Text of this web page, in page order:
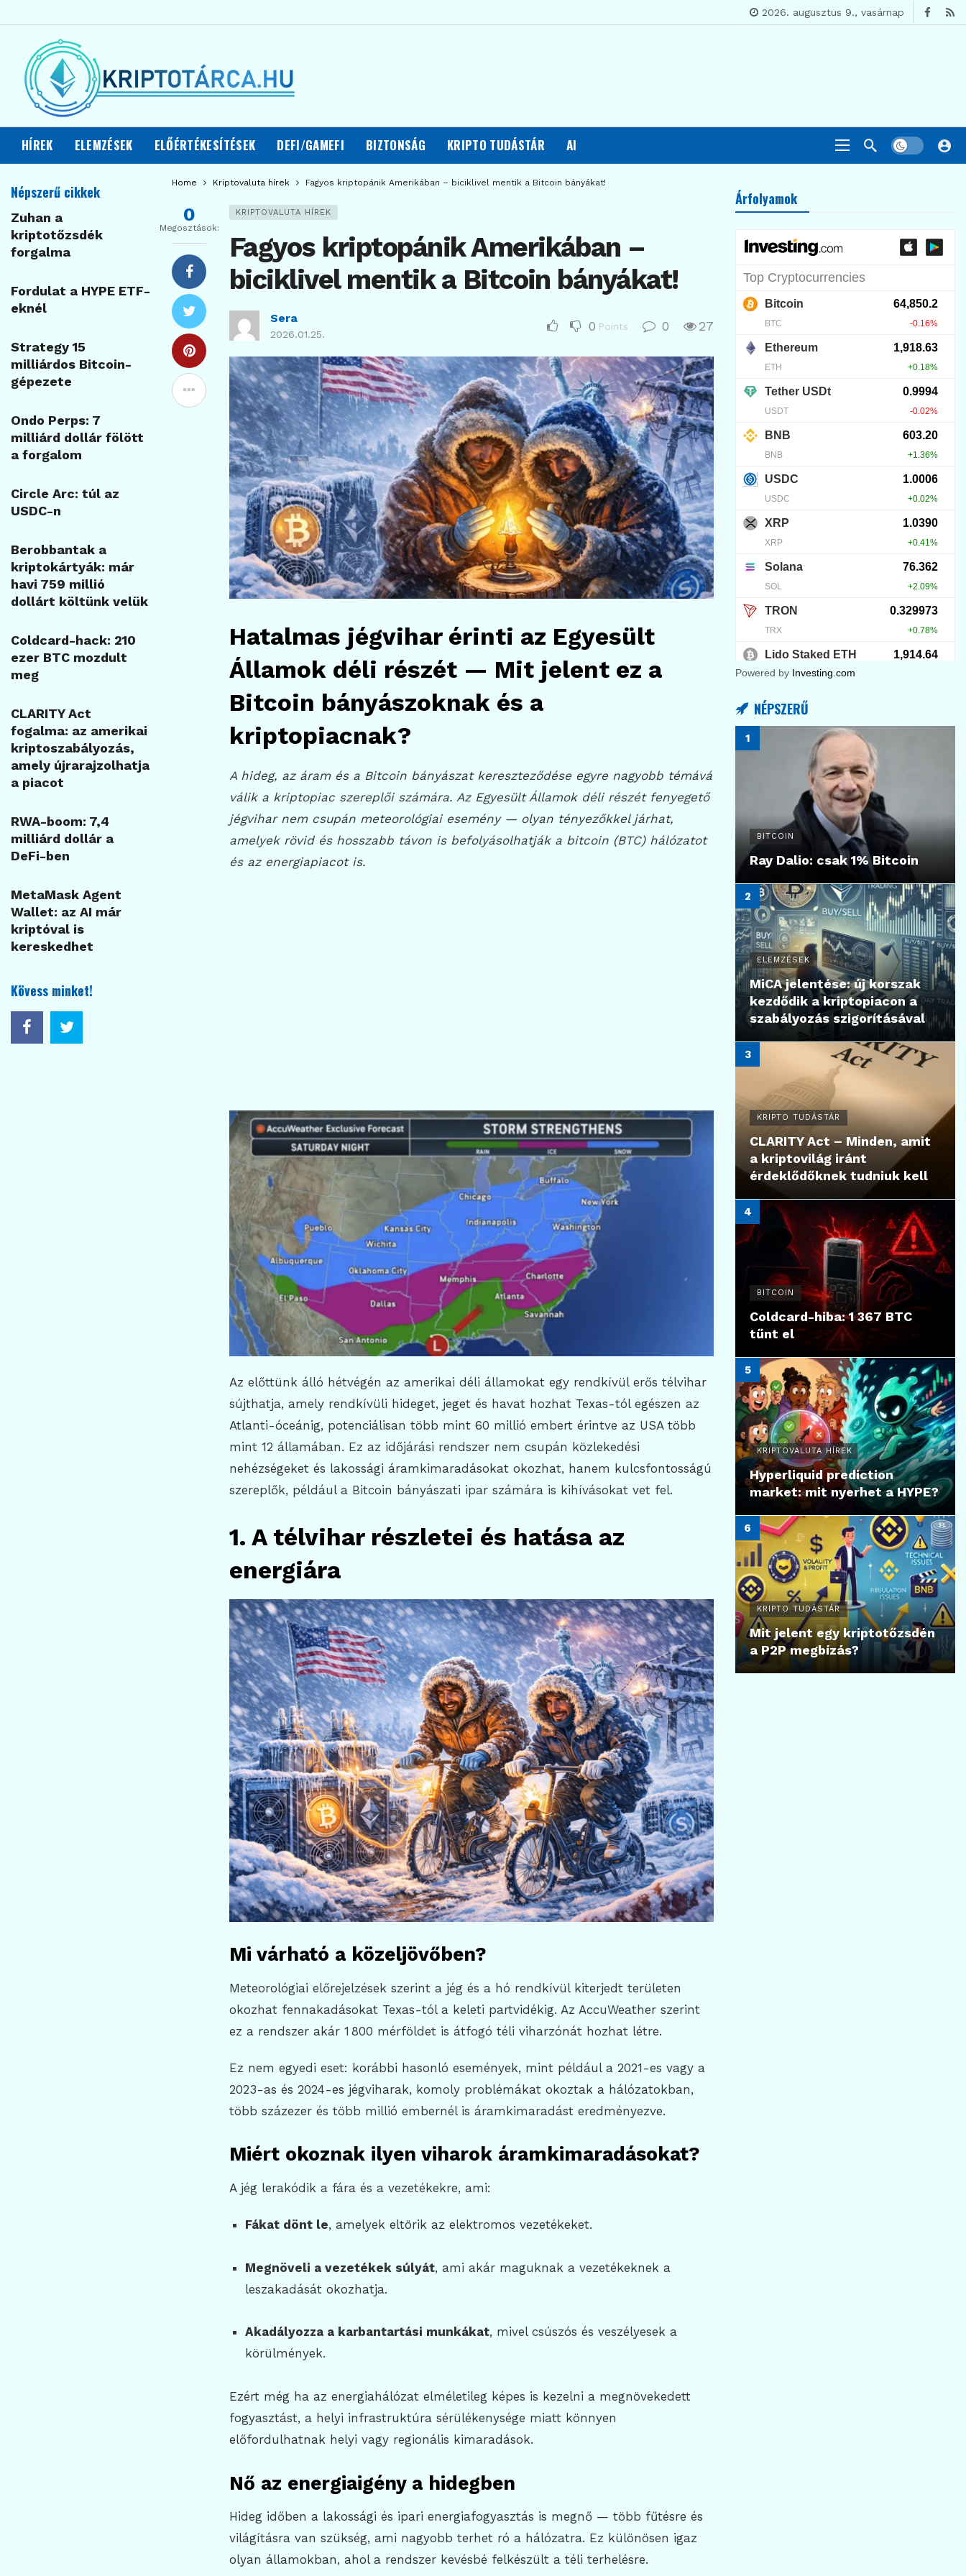
2026. augusztus 9., vasárnap
HÍREK ELEMZÉSEK ELŐÉRTÉKESÍTÉSEK DEFI/GAMEFI BIZTONSÁG KRIPTO TUDÁSTÁR AI
Home Kriptovaluta hírek Fagyos kriptopánik Amerikában – biciklivel mentik a Bitcoin bányákat!
KRIPTOVALUTA HÍREK
Fagyos kriptopánik Amerikában –
biciklivel mentik a Bitcoin bányákat!
Sera
2026.01.25.
0 Points 0 27
0
Megosztások:
Hatalmas jégvihar érinti az Egyesült
Államok déli részét — Mit jelent ez a
Bitcoin bányászoknak és a
kriptopiacnak?
A hideg, az áram és a Bitcoin bányászat kereszteződése egyre nagyobb témává
válik a kriptopiac szereplői számára. Az Egyesült Államok déli részét fenyegető
jégvihar nem csupán meteorológiai esemény — olyan tényezőkkel járhat,
amelyek rövid és hosszabb távon is befolyásolhatják a bitcoin (BTC) hálózatot
és az energiapiacot is.
Az előttünk álló hétvégén az amerikai déli államokat egy rendkívül erős télvihar
sújthatja, amely rendkívüli hideget, jeget és havat hozhat Texas-tól egészen az
Atlanti-óceánig, potenciálisan több mint 60 millió embert érintve az USA több
mint 12 államában. Ez az időjárási rendszer nem csupán közlekedési
nehézségeket és lakossági áramkimaradásokat okozhat, hanem kulcsfontosságú
szereplők, például a Bitcoin bányászati ipar számára is kihívásokat vet fel.
1. A télvihar részletei és hatása az
energiára
Mi várható a közeljövőben?
Meteorológiai előrejelzések szerint a jég és a hó rendkívül kiterjedt területen
okozhat fennakadásokat Texas-tól a keleti partvidékig. Az AccuWeather szerint
ez a rendszer akár 1 800 mérföldet is átfogó téli viharzónát hozhat létre.
Ez nem egyedi eset: korábbi hasonló események, mint például a 2021-es vagy a
2023-as és 2024-es jégviharak, komoly problémákat okoztak a hálózatokban,
több százezer és több millió embernél is áramkimaradást eredményezve.
Miért okoznak ilyen viharok áramkimaradásokat?
A jég lerakódik a fára és a vezetékekre, ami:
Fákat dönt le, amelyek eltörik az elektromos vezetékeket.
Megnöveli a vezetékek súlyát, ami akár maguknak a vezetékeknek a
leszakadását okozhatja.
Akadályozza a karbantartási munkákat, mivel csúszós és veszélyesek a
körülmények.
Ezért még ha az energiahálózat elméletileg képes is kezelni a megnövekedett
fogyasztást, a helyi infrastruktúra sérülékenysége miatt könnyen
előfordulhatnak helyi vagy regionális kimaradások.
Nő az energiaigény a hidegben
Hideg időben a lakossági és ipari energiafogyasztás is megnő — több fűtésre és
világításra van szükség, ami nagyobb terhet ró a hálózatra. Ez különösen igaz
olyan államokban, ahol a rendszer kevésbé felkészült a téli terhelésre.
Árfolyamok
Powered by Investing.com
NÉPSZERŰ
BITCOIN
Ray Dalio: csak 1% Bitcoin
ELEMZÉSEK
MiCA jelentése: új korszak
kezdődik a kriptopiacon a
szabályozás szigorításával
KRIPTO TUDÁSTÁR
CLARITY Act – Minden, amit
a kriptovilág iránt
érdeklődőknek tudniuk kell
BITCOIN
Coldcard-hiba: 1 367 BTC
tűnt el
KRIPTOVALUTA HÍREK
Hyperliquid prediction
market: mit nyerhet a HYPE?
KRIPTO TUDÁSTÁR
Mit jelent egy kriptotőzsdén
a P2P megbízás?
Népszerű cikkek
Zuhan a
kriptotőzsdék
forgalma
Fordulat a HYPE ETF-
eknél
Strategy 15
milliárdos Bitcoin-
gépezete
Ondo Perps: 7
milliárd dollár fölött
a forgalom
Circle Arc: túl az
USDC-n
Berobbantak a
kriptokártyák: már
havi 759 millió
dollárt költünk velük
Coldcard-hack: 210
ezer BTC mozdult
meg
CLARITY Act
fogalma: az amerikai
kriptoszabályozás,
amely újrarajzolhatja
a piacot
RWA-boom: 7,4
milliárd dollár a
DeFi-ben
MetaMask Agent
Wallet: az AI már
kriptóval is
kereskedhet
Kövess minket!